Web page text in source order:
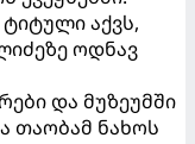
აქვს,
ოდნავ
და მუზეუმში
თაობამ ნახოს